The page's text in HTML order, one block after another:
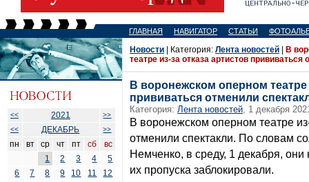
ГЛАВНАЯ НАВИГАТОР СТАТЬИ
<< 2021
>>
<<
ДЕКАБРЬ >>
пн вт ср чт пт сб
вс
1
2 3 4
5
6
7 8 9 10 11
12
Новости | Категория: Лента новостей
В
театре из-за отказа артистов прививаться
В воронежском оперном театре
прививаться отменили
Категория: Лента новостей, 1 декабря
В воронежском оперном театре
отменили спектакли. По словам
Немченко, в среду, 1 декабря,
их пропуска заблокировали.